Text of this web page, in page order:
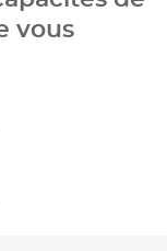
vous